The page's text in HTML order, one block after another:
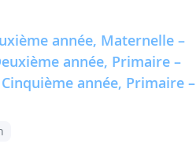
année, Maternelle –
année, Primaire –
année, Primaire –